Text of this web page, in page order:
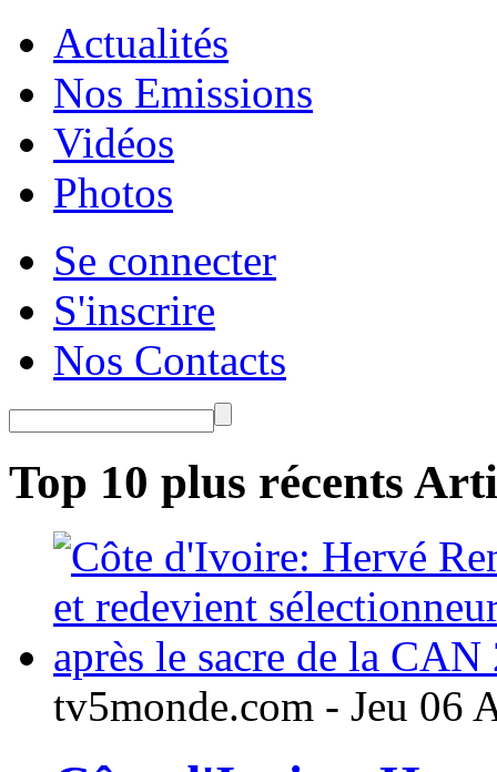
Actualités
Nos Emissions
Vidéos
Photos
Se connecter
S'inscrire
Nos Contacts
Top 10 plus récents
tv5monde.com - Jeu 06